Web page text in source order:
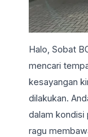
Halo, Sobat
mencari
kesayangan
dilakukan.
dalam kondisi
ragu